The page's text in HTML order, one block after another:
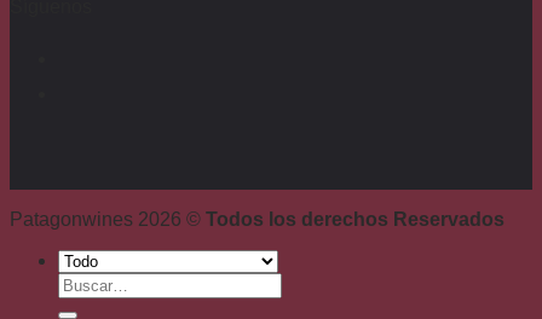
Patagonwines 2026 © Todos los derechos Reservados
Buscar
por: